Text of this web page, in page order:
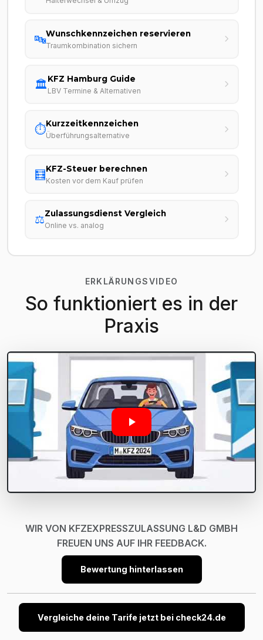
🔤Wunschkennzeichen reservieren
Traumkombination sichern
🏛️KFZ Hamburg Guide
LBV Termine & Alternativen
⏱️Kurzzeitkennzeichen
Überführungsalternative
🧮KFZ-Steuer berechnen
Kosten vor dem Kauf prüfen
⚖️Zulassungsdienst Vergleich
Online vs. analog
ERKLÄRUNGSVIDEO
So funktioniert es in der
Praxis
WIR VON KFZEXPRESSZULASSUNG L&D GMBH
FREUEN UNS AUF IHR FEEDBACK.
Bewertung hinterlassen
Vergleiche deine Tarife jetzt bei check24.de